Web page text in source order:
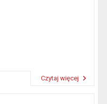
Czytaj więcej